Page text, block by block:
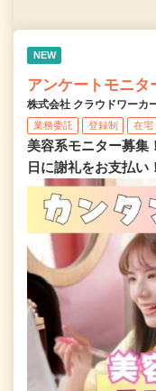
NEW
アンケートモニタ
株式会社 クラウドワーカ
業務委託 登録制 在宅
美容系モニター募集
日に謝礼をお支払い